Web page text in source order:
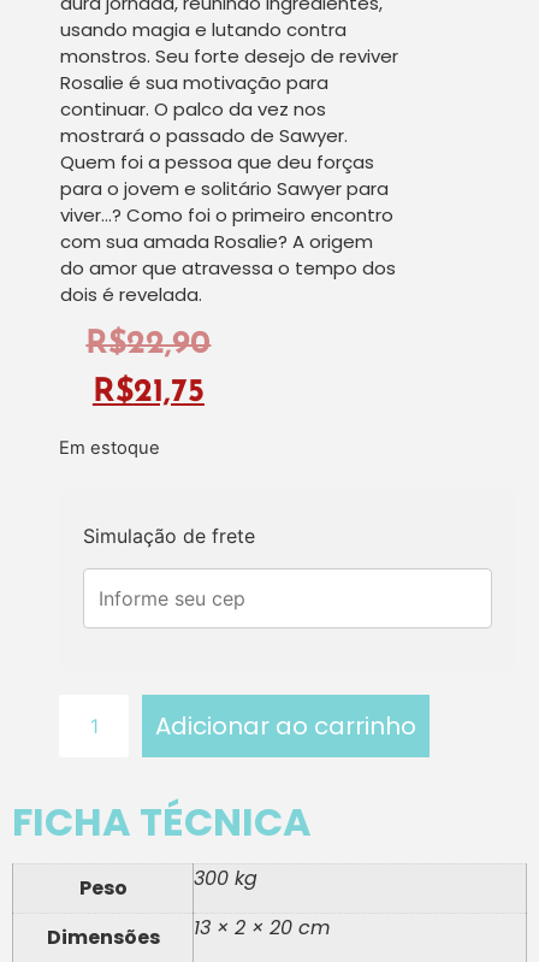
usando magia e lutando contra
monstros. Seu forte desejo de reviver
Rosalie é sua motivação para
continuar. O palco da vez nos
mostrará o passado de Sawyer.
Quem foi a pessoa que deu forças
para o jovem e solitário Sawyer para
viver…? Como foi o primeiro encontro
com sua amada Rosalie? A origem
do amor que atravessa o tempo dos
dois é revelada.
R$22,90
R$21,75
Em estoque
Simulação de frete
Adicionar ao carrinho
FICHA TÉCNICA
Peso 300 kg
Dimensões 13 × 2 × 20 cm